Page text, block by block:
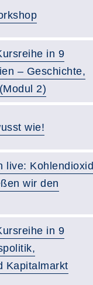
in 9
– Geschichte,
2)
wie!
live: Kohlendioxid
wir den
in 9
Kapitalmarkt